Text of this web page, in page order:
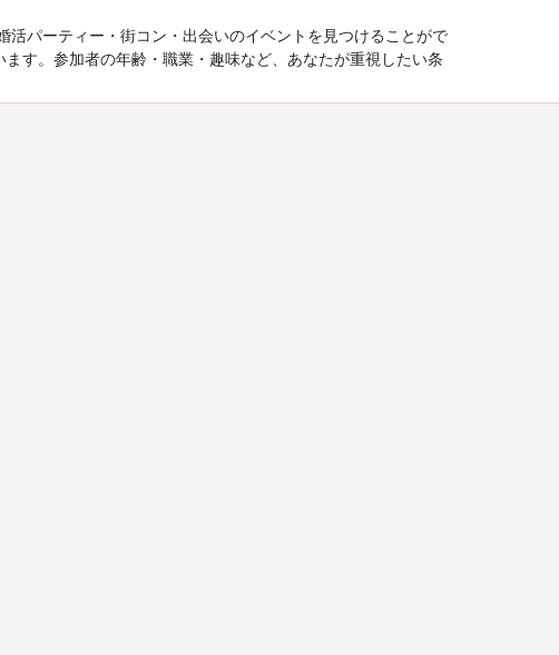
パーティー・街コン・出会いのイベントを見つけることがで
す。参加者の年齢・職業・趣味など、あなたが重視したい条